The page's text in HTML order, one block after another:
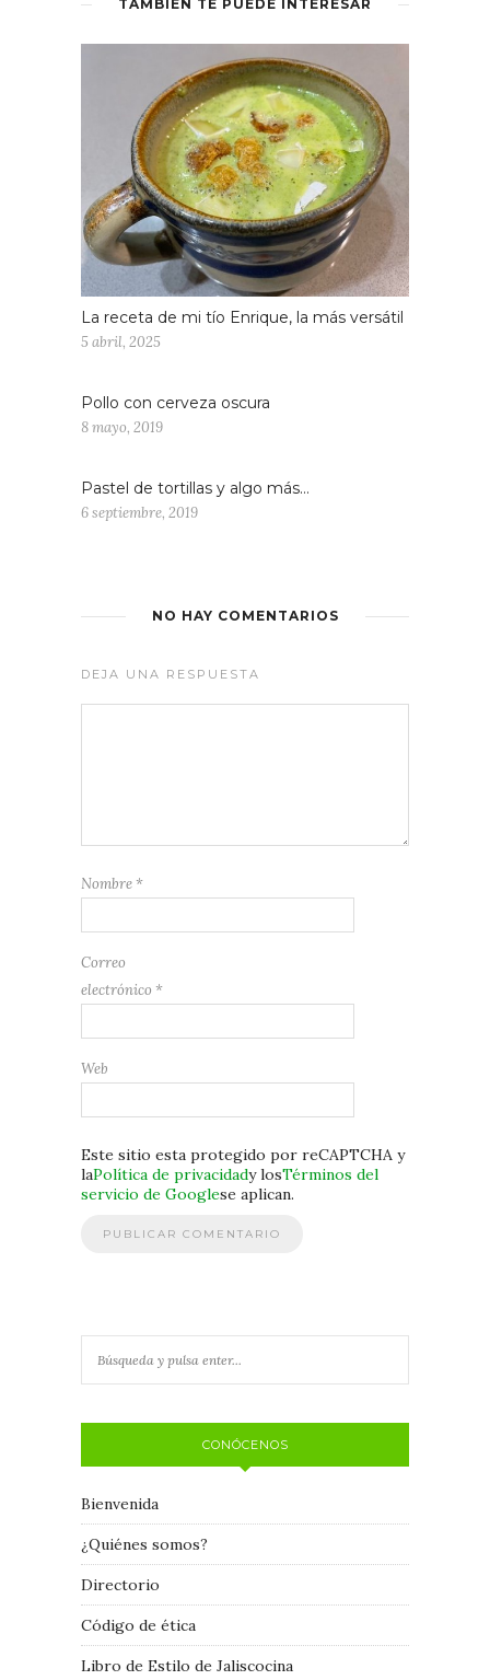
TAMBIÉN TE PUEDE INTERESAR
La receta de mi tío Enrique, la más versátil
5 abril, 2025
Pollo con cerveza oscura
8 mayo, 2019
Pastel de tortillas y algo más…
6 septiembre, 2019
NO HAY COMENTARIOS
DEJA UNA RESPUESTA
Nombre *
Correo
electrónico *
Web
Este sitio esta protegido por reCAPTCHA y
laPolítica de privacidady losTérminos del
servicio de Googlese aplican.
CONÓCENOS
Bienvenida
¿Quiénes somos?
Directorio
Código de ética
Libro de Estilo de Jaliscocina